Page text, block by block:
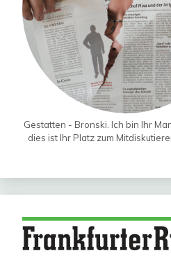
Gestatten - Bronski. Ich bin Ihr
dies ist Ihr Platz zum